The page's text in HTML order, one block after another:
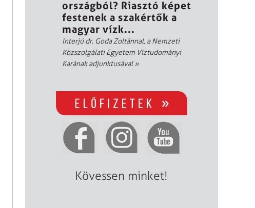
országból? Riasztó képet
festenek a szakértők a
magyar vízk...
Interjú dr. Goda Zoltánnal, a Nemzeti
Közszolgálati Egyetem Víztudományi
Karának adjunktusával»
Kövessen minket!